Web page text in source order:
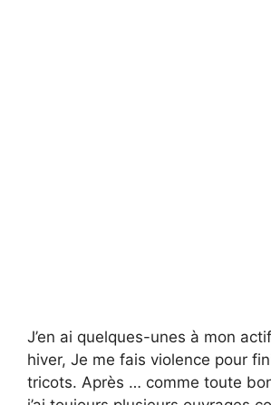
J’en ai quelques-unes à mon
hiver, Je me fais violence pour
tricots. Après … comme toute